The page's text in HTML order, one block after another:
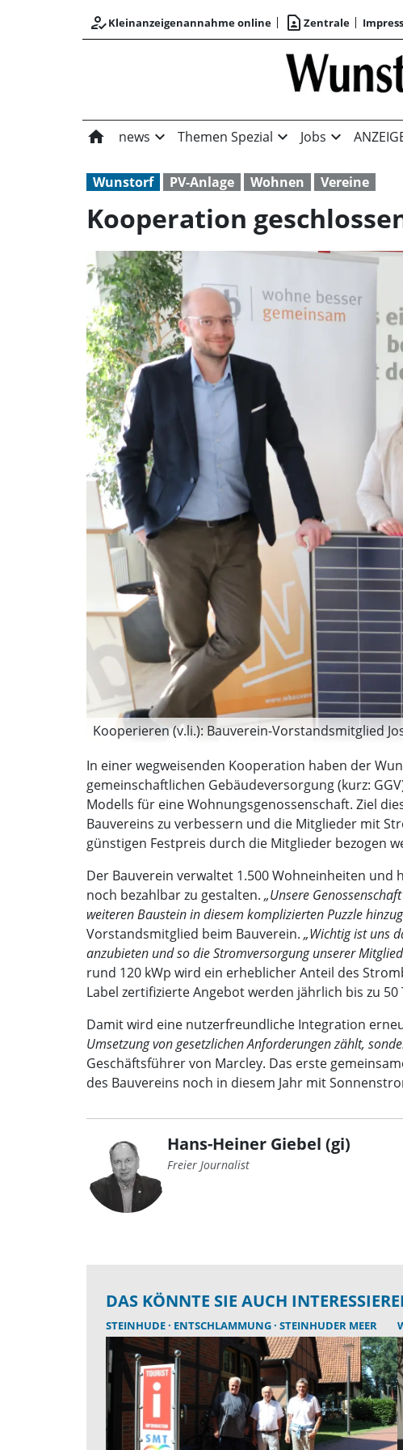
how_to_regKleinanzeigenannahme online contact_page Zentrale
home news expand_more Themen Spezial expand_more Jobs expand_more
Wunstorf PV-Anlage Wohnen Vereine
Kooperation
Kooperieren (v.li.): Bauverein-Vorstandsmitglied
In einer wegweisenden Kooperation haben der
gemeinschaftlichen Gebäudeversorgung (kurz:
Modells für eine Wohnungsgenossenschaft. Ziel
Bauvereins zu verbessern und die Mitglieder mit
günstigen Festpreis durch die Mitglieder bezogen
Der Bauverein verwaltet 1.500 Wohneinheiten
noch bezahlbar zu gestalten. „Unsere
weiteren Baustein in diesem komplizierten Puzzle
Vorstandsmitglied beim Bauverein. „Wichtig ist uns
anzubieten und so die Stromversorgung unserer
rund 120 kWp wird ein erheblicher Anteil des
Label zertifizierte Angebot werden jährlich bis zu
Damit wird eine nutzerfreundliche Integration
Umsetzung von gesetzlichen Anforderungen zählt,
Geschäftsführer von Marcley. Das erste
des Bauvereins noch in diesem Jahr mit
Hans-Heiner Giebel (gi)
Freier Journalist
DAS KÖNNTE SIE AUCH
STEINHUDE ENTSCHLAMMUNG STEINHUDER MEER